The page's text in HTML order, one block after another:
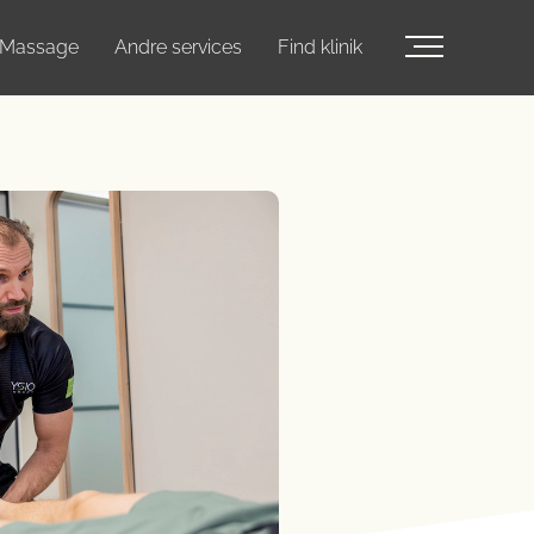
Massage Andre services Find klinik